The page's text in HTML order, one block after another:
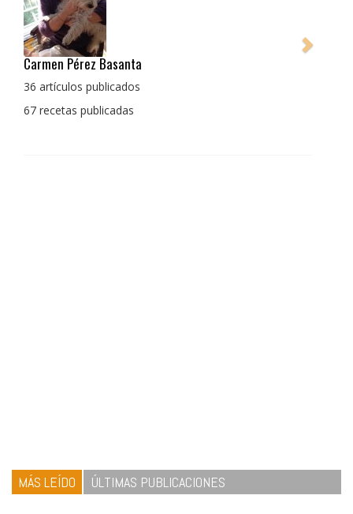
Pedro Manuel Collado Cruz
La cocina para mi es producto bien tratado sin
con un toque diferente